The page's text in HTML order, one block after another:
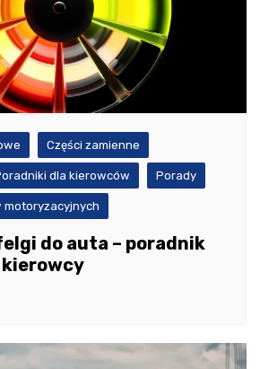
Części zamienne
dla kierowców Porady
motoryzacyjnych
do auta – poradnik
kierowcy